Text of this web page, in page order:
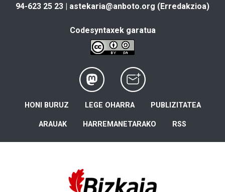
94-623 25 23 | astekaria@anboto.org (Erredakzioa)
Codesyntaxek garatua
HONI BURUZ LEGE OHARRA PUBLIZITATEA
ARAUAK HARREMANETARAKO RSS